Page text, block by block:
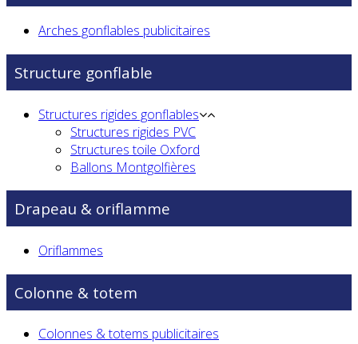
Arches gonflables publicitaires
Structure gonflable
Structures rigides gonflables
Structures rigides PVC
Structures toile Oxford
Ballons Montgolfières
Drapeau & oriflamme
Oriflammes
Colonne & totem
Colonnes & totems publicitaires